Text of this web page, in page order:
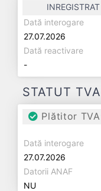
Dată interogare
27.07.2026
Dată reactivare
-
STATUT TVA
Plătitor
Dată interogare
27.07.2026
Datorii ANAF
NU